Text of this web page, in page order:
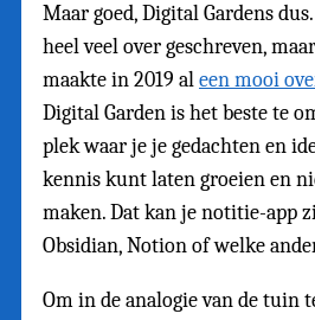
Maar goed, Digital Gardens
heel veel over geschreven,
maakte in 2019 aleen mooi
Digital Garden is het beste te
plek waar je je gedachten en
kennis kunt laten groeien en
maken. Dat kan je notitie-app
Obsidian, Notion of welke
Om in de analogie van de tuin